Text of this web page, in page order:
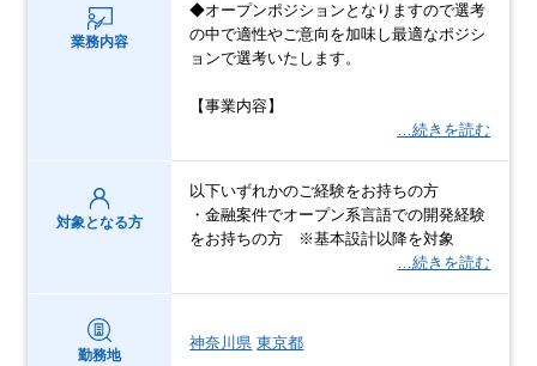
業務内容
◆オープンポジションとなりますので選考
の中で適性やご意向を加味し最適なポジシ
ョンで選考いたします。
【事業内容】
…続きを読む
対象となる方
以下いずれかのご経験をお持ちの方
・金融案件でオープン系言語での開発経験
をお持ちの方 ※基本設計以降を対象
…続きを読む
勤務地
神奈川県 東京都